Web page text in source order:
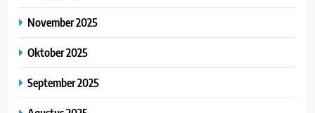
November 2025
Oktober 2025
September 2025